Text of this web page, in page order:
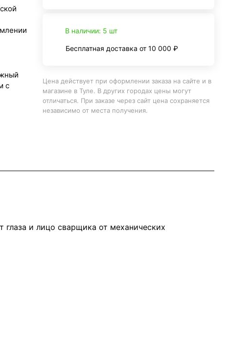
с
В наличии: 5 шт
Бесплатная доставка от 10 000 ₽
Цена действует при оформлении заказа на сайте и в
магазине в Туле. В других городах цены могут
отличаться. При заказе через сайт цена сохраняется
независимо от места получения.
глаза и лицо сварщика от механических